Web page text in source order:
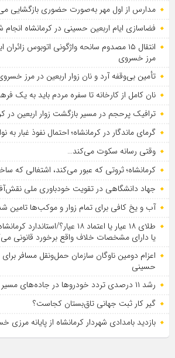
مدارس از اول مهر به‌صورت حضوری بازگشایی
فضاسازی ایام اربعین حسینی در کرمانشاه انجام
انتقال ۱۵ مصدوم سانحه واژگونی اتوبوس
مرز خسروی
تأمین بی‌وقفه آرد و نان زوار اربعین در مرز
نان کامل از کارخانه تا سفره مردم باید به یک
ترافیک پرحجم در مسیر بازگشت زوار اربعین در
گرمای ماندگار در کرمانشاه؛ احتمال نفوذ غبار به
وقتی رسانه سکوت می‌کند…
کرمانشاه؛ ثروتی که عبور می‌کند، اشتغالی که
جهاد دانشگاهی در تقویت خودباوری ملی
آب و یخ کافی برای تمام زوار و موکب‌ها تامین
طلای ۱۸ عیار یا اعتماد ۱۸ عیار؟/
یا دارای مشخصات خلاف واقع برخورد قانونی
اعزام دومین ناوگان سازمان حمل‌ونقل مسافر برای
حسینی
رشد ۱۱ درصدی تردد خودروها در جاده‌های مسیر زوار اربعین در کرمانشاه
گیر کار ثبت جهانی تاق‌بستان کجاست؟
بازدید بامدادی شهردار کرمانشاه از پایانه مرزی